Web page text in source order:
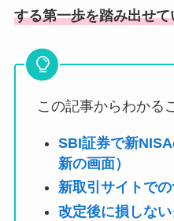
する第一歩を踏み出せて
この記事からわかる
SBI証券で新
新の画面）
新取引サイトで
改定後に損しな